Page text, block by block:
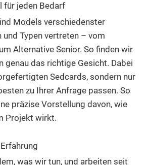
für jeden Bedarf
Models verschiedenster
Typen vertreten – vom
Alternative Senior. So finden wir
genau das richtige Gesicht. Dabei
Sedcards, sondern nur
zu Ihrer Anfrage passen. So
präzise Vorstellung davon, wie
Projekt wirkt.
was wir tun, und arbeiten seit